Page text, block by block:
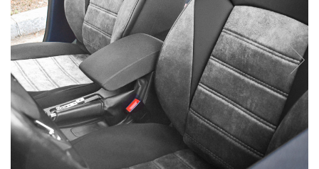
Buton Frana
Buton Clapeta Rezervor
Buton Portbagaj
Alte Butoane/Comutatoare
Butoane Semnalizare
Schimbatoare Viteze
Accesorii Auto
Accesorii Auto Exterior